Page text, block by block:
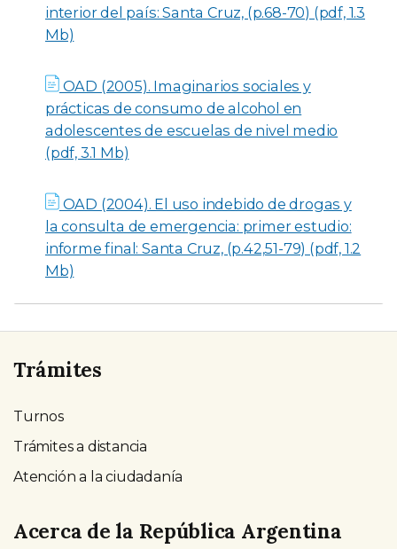
interior del país: Santa Cruz, (p.68-70) (pdf, 1.3
Mb)
OAD (2005). Imaginarios sociales y
prácticas de consumo de alcohol en
adolescentes de escuelas de nivel medio
(pdf, 3.1 Mb)
OAD (2004). El uso indebido de drogas y
la consulta de emergencia: primer estudio:
informe final: Santa Cruz, (p.42,51-79) (pdf, 1.2
Mb)
Trámites
Turnos
Trámites a distancia
Atención a la ciudadanía
Acerca de la República Argentina